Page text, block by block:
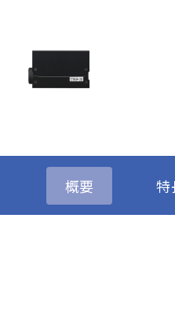
概要 特